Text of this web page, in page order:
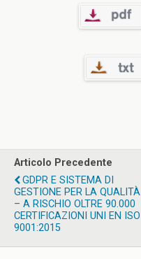
Articolo Precedente
GDPR E SISTEMA DI
GESTIONE PER LA QUALITÀ
– A RISCHIO OLTRE 90.000
CERTIFICAZIONI UNI EN ISO
9001:2015